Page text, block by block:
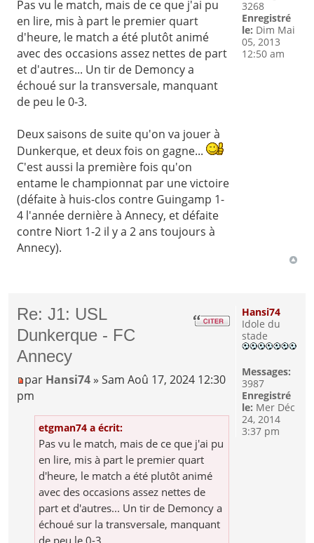
Pas vu le match, mais de ce que j'ai pu
en lire, mis à part le premier quart
d'heure, le match a été plutôt animé
avec des occasions assez nettes de part
et d'autres... Un tir de Demoncy a
échoué sur la transversale, manquant
de peu le 0-3.
Deux saisons de suite qu'on va jouer à
Dunkerque, et deux fois on gagne...
C'est aussi la première fois qu'on
entame le championnat par une victoire
(défaite à huis-clos contre Guingamp 1-
4 l'année dernière à Annecy, et défaite
contre Niort 1-2 il y a 2 ans toujours à
Annecy).
3268
Enregistré
le: Dim Mai
05, 2013
12:50 am
Re: J1: USL
Dunkerque - FC
Annecy
par Hansi74 » Sam Aoû 17, 2024 12:30
pm
etgman74 a écrit:
Pas vu le match, mais de ce que j'ai pu
en lire, mis à part le premier quart
d'heure, le match a été plutôt animé
avec des occasions assez nettes de
part et d'autres... Un tir de Demoncy a
échoué sur la transversale, manquant
Hansi74
Idole du
stade
Messages:
3987
Enregistré
le: Mer Déc
24, 2014
3:37 pm